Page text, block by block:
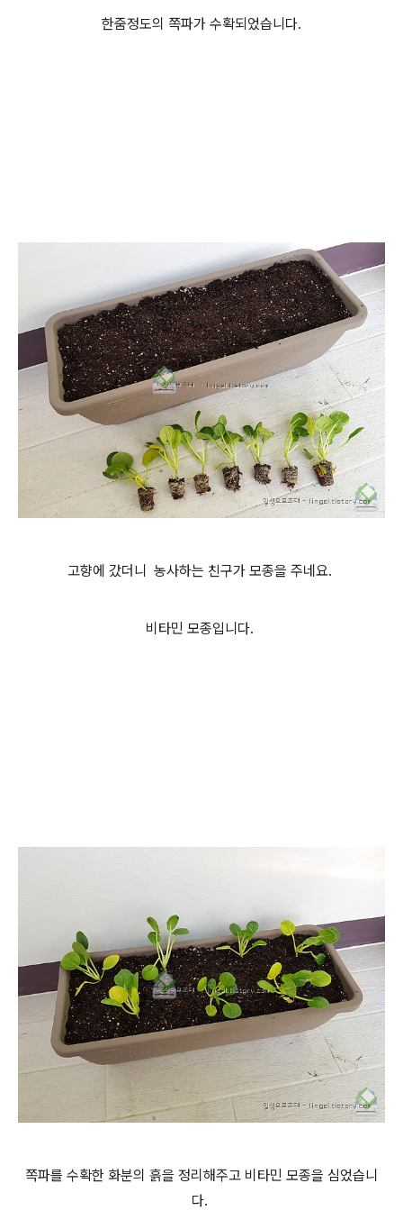
한줌정도의 쪽파가 수확되었습니다.
고향에 갔더니 농사하는 친구가 모종을 주네요.
비타민 모종입니다.
쪽파를 수확한 화분의 흙을 정리해주고 비타민 모종을 심었습니
다.